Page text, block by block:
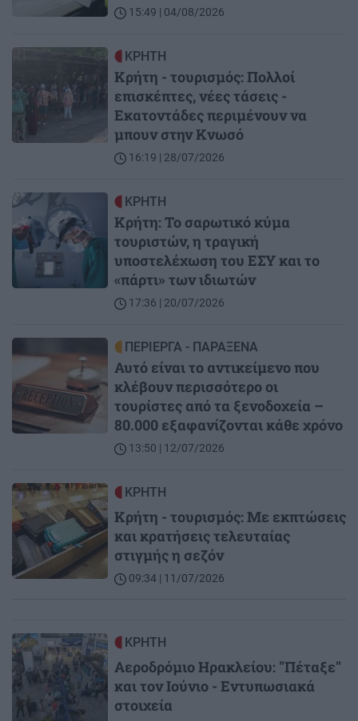
15:49 | 04/08/2026
ΚΡΗΤΗ
Κρήτη - τουρισμός: Πολλοί
επισκέπτες, νέες τάσεις -
Εκατοντάδες περιμένουν να
μπουν στην Κνωσό
16:19 | 28/07/2026
Image ΚΡΗΤΗ
Κρήτη: Το σαρωτικό κύμα
τουριστών, η τραγική
υποστελέχωση του ΕΣΥ και το
«πάρτι» των ιδιωτών
17:36 | 20/07/2026
ΠΕΡΙΕΡΓΑ - ΠΑΡΑΞΕΝΑ
Αυτό είναι το αντικείμενο που
κλέβουν περισσότερο οι
τουρίστες από τα ξενοδοχεία –
80.000 εξαφανίζονται κάθε χρόνο
13:50 | 12/07/2026
Image ΚΡΗΤΗ
Κρήτη - τουρισμός: Με εκπτώσεις
και κρατήσεις τελευταίας
στιγμής η σεζόν
09:34 | 11/07/2026
Image ΚΡΗΤΗ
Αεροδρόμιο Ηρακλείου: "Πέταξε"
και τον Ιούνιο - Εντυπωσιακά
στοιχεία